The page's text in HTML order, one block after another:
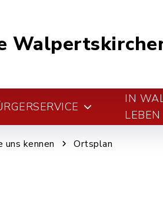
IN
LEBEN
uns kennen Ortsplan